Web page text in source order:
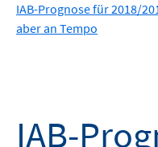
IAB-Prognose für 2018/
aber an Tempo
IAB-